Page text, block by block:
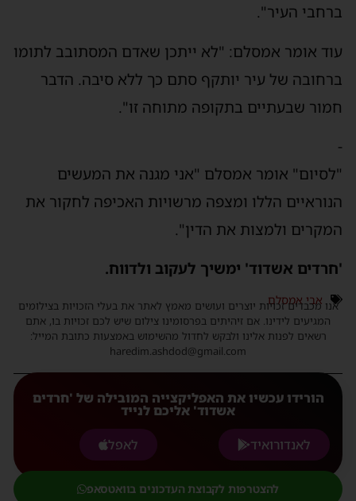
ברחבי העיר".
עוד אומר אמסלם: "לא ייתכן שאדם המסתובב לתומו
ברחובה של עיר יותקף סתם כך ללא סיבה. הדבר
חמור שבעתיים בתקופה מתוחה זו".
-
"לסיום" אומר אמסלם "אני מגנה את המעשים
הנוראיים הללו ומצפה מרשויות האכיפה לחקור את
המקרים ולמצות את הדין".
'חרדים אשדוד' ימשיך לעקוב ולדווח.
אבי אמסלם
אנו מכבדים זכויות יוצרים ועושים מאמץ לאתר את בעלי הזכויות בצילומים
המגיעים לידינו. אם זיהיתים בפרסומינו צילום שיש לכם זכויות בו, אתם
רשאים לפנות אלינו ולבקש לחדול מהשימוש באמצעות כתובת המייל:
haredim.ashdod@gmail.com
הורידו עכשיו את האפליקצייה המובילה של 'חרדים
אשדוד' אליכם לנייד
לאנדורואיד
לאפל
להצטרפות לקבוצת העדכונים בוואטסאפ